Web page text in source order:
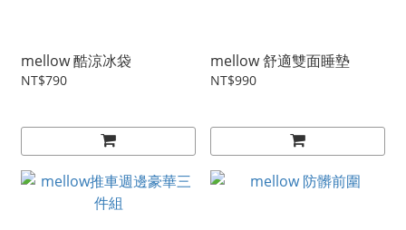
mellow 酷涼冰袋
NT$790
mellow 舒適雙面睡墊
NT$990